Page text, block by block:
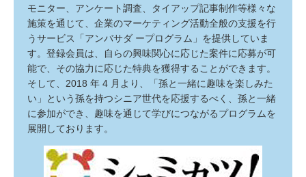
モニター、アンケート調査、タイアップ記事制作等様々な
施策を通じて、企業のマーケティング活動全般の支援を行
うサービス「アンバサダ ープログラム」を提供していま
す。登録会員は、自らの興味関心に応じた案件に応募が可
能で、その協力に応じた特典を獲得することができます。
そして、2018 年 4 月より、「孫と一緒に趣味を楽しみた
い」という孫を持つシニア世代を応援するべく、孫と一緒
に参加ができ、趣味を通じて学びにつながるプログラムを
展開しております。